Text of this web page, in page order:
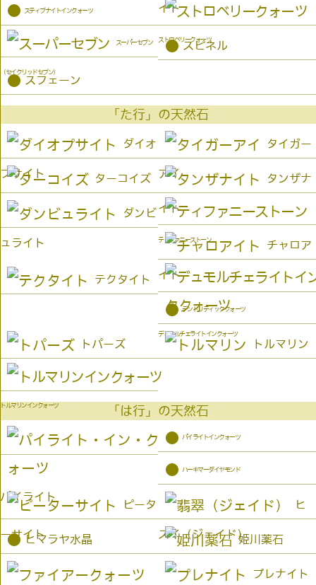
イト
● スティブナイトインクォーツ
ストロベリークォーツ
スーパーセブン
（セイクリッドセブン）
● スピネル
● スフェーン
「た行」の天然石
ダイオ
プサイト
タイガー
アイ
ターコイズ タンザナ
イト
ダンビ
ュライト ティファニーストーン チャロア
イト
テクタイト
デュモルチェライトインクォーツ
● デンドリティッククォーツ
トパーズ トルマリン
トルマリンインクォーツ 「は行」の天然石
パイライト
● パイライトインクォーツ
● ハーキマーダイヤモンド
ピータ
ーサイト
ヒ
スイ（ジェイド）
● ヒマラヤ水晶 姫川薬石
プレナイト